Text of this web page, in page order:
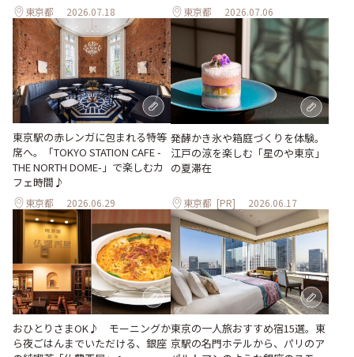
東京都 2026.07.18 東京都 2026.07.06
東京駅の赤レンガに包まれる特等
席へ。「TOKYO STATION CAFE -
THE NORTH DOME-」で楽しむカ
フェ時間♪
東京都 2026.06.29
発酵かき氷や箱庭づくりを体験。
江戸の涼を楽しむ「星のや東京」
の夏滞在
東京都 [PR] 2026.06.17
おひとりさまOK♪ モーニングか
ら夜ごはんまでいただける、銀座
東京の一人旅おすすめ宿15選。東
京駅の名門ホテルから、パリのア